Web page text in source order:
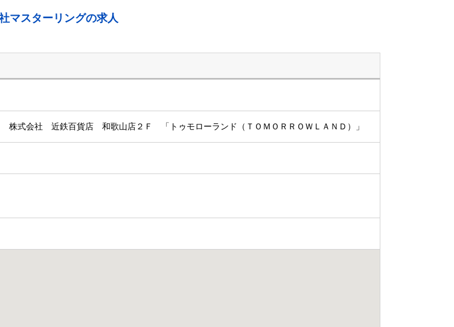
マスターリングの求人
株式会社 近鉄百貨店 和歌山店２Ｆ 「トゥモローランド（ＴＯＭＯＲＲＯＷＬＡＮＤ）」